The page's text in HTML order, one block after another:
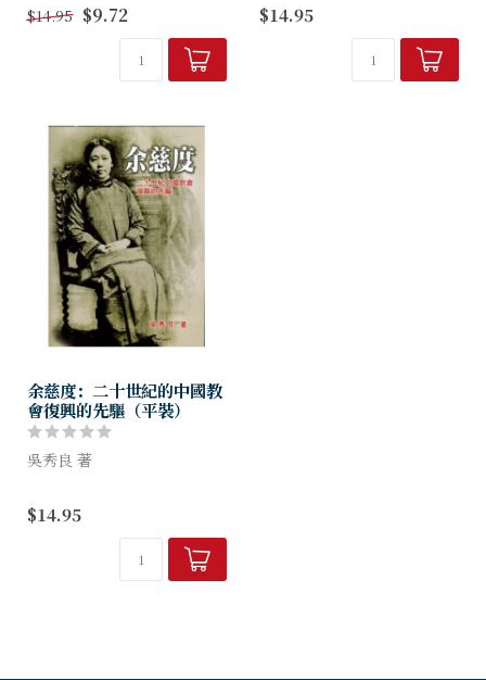
倪柝声二十年的被囚生涯和蜕
变。并从神的观点来看倪柝声
在被囚之前和他二十年牢狱生
涯中诸般的表现。
$14.95 $9.72
倪柝聲二十年的被囚生涯和蛻
變。並從神的觀點來看倪柝聲
在被囚之前和他二十年牢獄生
涯中諸般的表現。
$14.95
余慈度：二十世紀的中國教
會復興的先驅（平裝）
吳秀良 著
前最著名的奮興佈道家。她的
屬靈職事對當今中國教會的復
興運動產生了不可磨滅的影
$14.95